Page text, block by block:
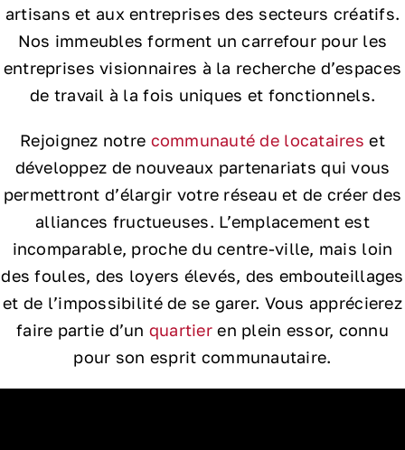
artisans et aux entreprises des secteurs créatifs.
Nos immeubles forment un carrefour pour les
entreprises visionnaires à la recherche d’espaces
de travail à la fois uniques et fonctionnels.
Rejoignez notre communauté de locataires et
développez de nouveaux partenariats qui vous
permettront d’élargir votre réseau et de créer des
alliances fructueuses. L’emplacement est
incomparable, proche du centre-ville, mais loin
des foules, des loyers élevés, des embouteillages
et de l’impossibilité de se garer. Vous apprécierez
faire partie d’un quartier en plein essor, connu
pour son esprit communautaire.